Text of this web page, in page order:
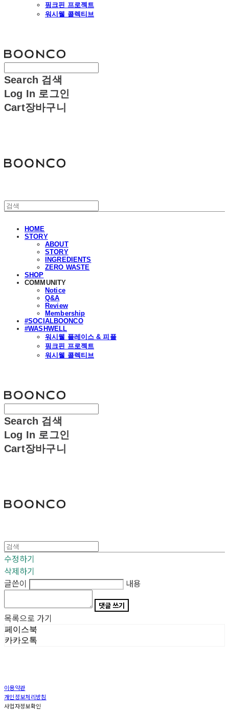
핑크핀 프로젝트
워시웰 콜렉티브
Search 검색
Log In 로그인
Cart장바구니
HOME
STORY
ABOUT
STORY
INGREDIENTS
ZERO WASTE
SHOP
COMMUNITY
Notice
Q&A
Review
Membership
#SOCIALBOONCO
#WASHWELL
워시웰 플레이스 & 피플
핑크핀 프로젝트
워시웰 콜렉티브
Search 검색
Log In 로그인
Cart장바구니
수정하기
삭제하기
글쓴이
내용
댓글 쓰기
목록으로 가기
페이스북
카카오톡
이용약관
개인정보처리방침
사업자정보확인